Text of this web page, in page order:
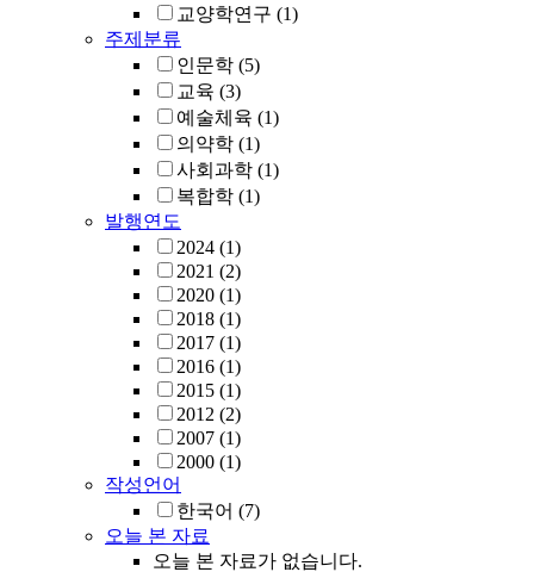
교양학연구 (1)
주제분류
인문학 (5)
교육 (3)
예술체육 (1)
의약학 (1)
사회과학 (1)
복합학 (1)
발행연도
2024 (1)
2021 (2)
2020 (1)
2018 (1)
2017 (1)
2016 (1)
2015 (1)
2012 (2)
2007 (1)
2000 (1)
작성언어
한국어 (7)
오늘 본 자료
오늘 본 자료가 없습니다.